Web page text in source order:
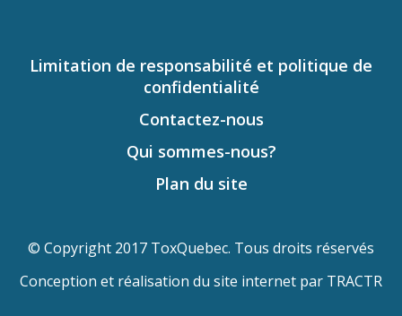
Limitation de responsabilité et politique de
confidentialité
Contactez-nous
Qui sommes-nous?
Plan du site
© Copyright 2017 ToxQuebec. Tous droits réservés
Conception et réalisation du site internet par TRACTR